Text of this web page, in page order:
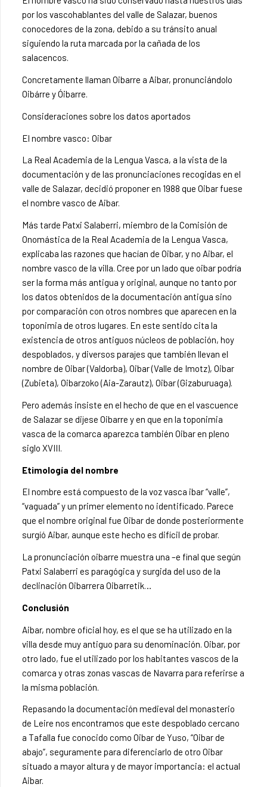
por los vascohablantes del valle de Salazar, buenos
conocedores de la zona, debido a su tránsito anual
siguiendo la ruta marcada por la cañada de los
salacencos.
Concretamente llaman Oibarre a Aibar, pronunciándolo
Oibárre y Óibarre.
Consideraciones sobre los datos aportados
El nombre vasco: Oibar
La Real Academia de la Lengua Vasca, a la vista de la
documentación y de las pronunciaciones recogidas en el
valle de Salazar, decidió proponer en 1988 que Oibar fuese
el nombre vasco de Aibar.
Más tarde Patxi Salaberri, miembro de la Comisión de
Onomástica de la Real Academia de la Lengua Vasca,
explicaba las razones que hacían de Oibar, y no Aibar, el
nombre vasco de la villa. Cree por un lado que oibar podría
ser la forma más antigua y original, aunque no tanto por
los datos obtenidos de la documentación antigua sino
por comparación con otros nombres que aparecen en la
toponimia de otros lugares. En este sentido cita la
existencia de otros antiguos núcleos de población, hoy
despoblados, y diversos parajes que también llevan el
nombre de Oibar (Valdorba), Oibar (Valle de Imotz), Oibar
(Zubieta), Oibarzoko (Aia-Zarautz), Oibar (Gizaburuaga).
Pero además insiste en el hecho de que en el vascuence
de Salazar se dijese Oibarre y en que en la toponimia
vasca de la comarca aparezca también Oibar en pleno
siglo XVIII.
Etimología del nombre
El nombre está compuesto de la voz vasca ibar “valle”,
“vaguada” y un primer elemento no identificado. Parece
que el nombre original fue Oibar de donde posteriormente
surgíó Aibar, aunque este hecho es difícil de probar.
La pronunciación oibarre muestra una –e final que según
Patxi Salaberri es paragógica y surgida del uso de la
declinación Oibarrera Oibarretik…
Conclusión
Aibar, nombre oficial hoy, es el que se ha utilizado en la
villa desde muy antiguo para su denominación. Oibar, por
otro lado, fue el utilizado por los habitantes vascos de la
comarca y otras zonas vascas de Navarra para referirse a
la misma población.
Repasando la documentación medieval del monasterio
de Leire nos encontramos que este despoblado cercano
a Tafalla fue conocido como Oibar de Yuso, “Oibar de
abajo”, seguramente para diferenciarlo de otro Oibar
situado a mayor altura y de mayor importancia: el actual
Aibar.